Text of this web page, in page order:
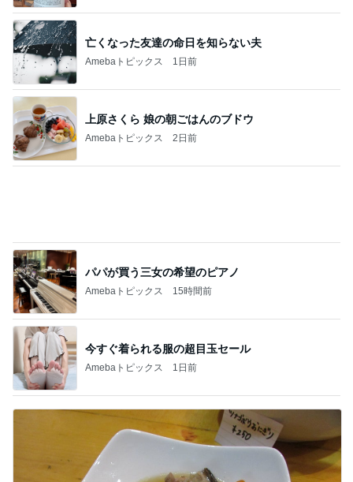
記事を読む
高橋英樹 愛犬とテレビ電話で会話
Amebaトピックス
支払われていなかった共済金の金額
Amebaトピックス
原田龍二 突然姿を現したキジに感激